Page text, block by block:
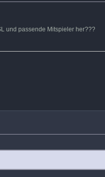
und passende Mitspieler her???